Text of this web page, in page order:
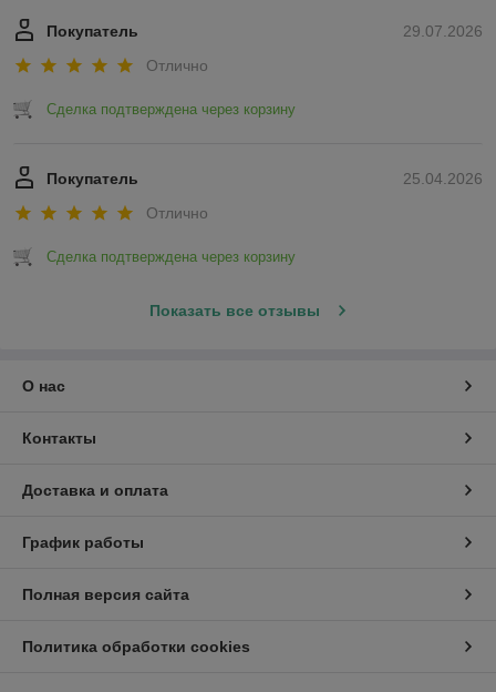
29.07.2026
Покупатель
Отлично
Сделка подтверждена через корзину
25.04.2026
Покупатель
Отлично
Сделка подтверждена через корзину
Показать все отзывы
О нас
Контакты
Доставка и оплата
График работы
Полная версия сайта
Политика обработки cookies